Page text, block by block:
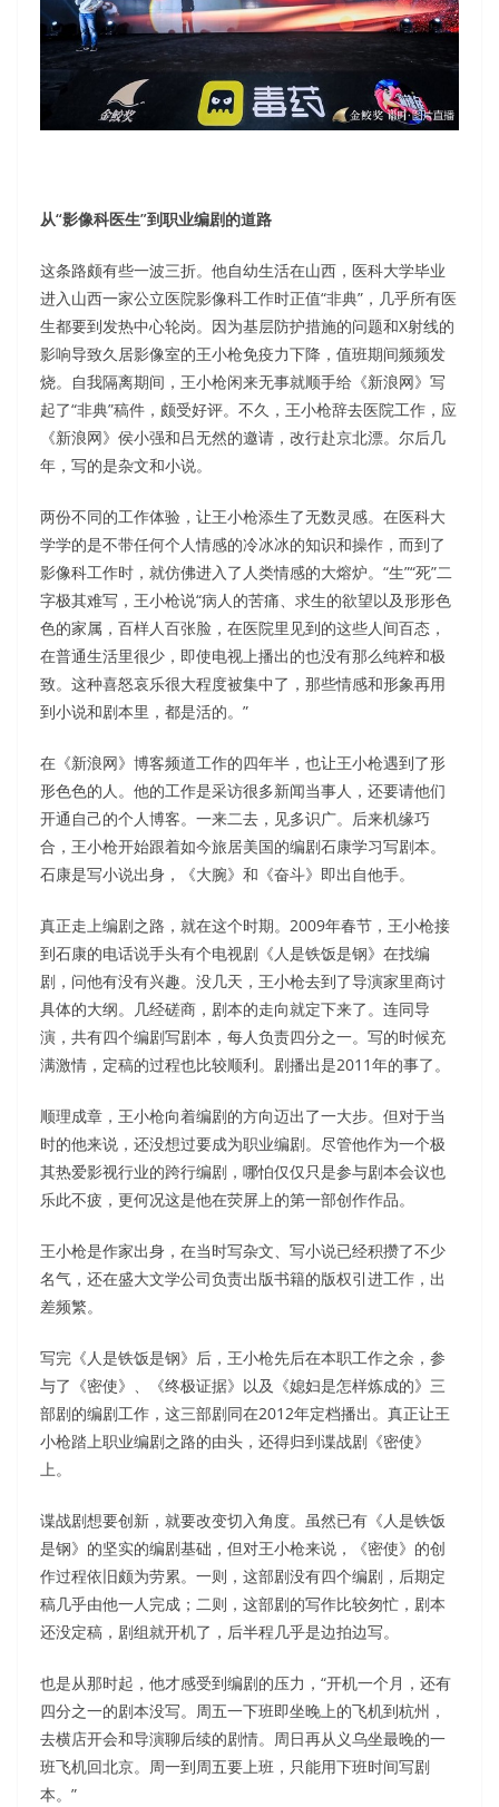
从“影像科医生”到职业编剧的道路
这条路颇有些一波三折。他自幼生活在山西，医科大学毕业
进入山西一家公立医院影像科工作时正值“非典”，几乎所有医
生都要到发热中心轮岗。因为基层防护措施的问题和X射线的
影响导致久居影像室的王小枪免疫力下降，值班期间频频发
烧。自我隔离期间，王小枪闲来无事就顺手给《新浪网》写
起了“非典”稿件，颇受好评。不久，王小枪辞去医院工作，应
《新浪网》侯小强和吕无然的邀请，改行赴京北漂。尔后几
年，写的是杂文和小说。
两份不同的工作体验，让王小枪添生了无数灵感。在医科大
学学的是不带任何个人情感的冷冰冰的知识和操作，而到了
影像科工作时，就仿佛进入了人类情感的大熔炉。“生”“死”二
字极其难写，王小枪说“病人的苦痛、求生的欲望以及形形色
色的家属，百样人百张脸，在医院里见到的这些人间百态，
在普通生活里很少，即使电视上播出的也没有那么纯粹和极
致。这种喜怒哀乐很大程度被集中了，那些情感和形象再用
到小说和剧本里，都是活的。”
在《新浪网》博客频道工作的四年半，也让王小枪遇到了形
形色色的人。他的工作是采访很多新闻当事人，还要请他们
开通自己的个人博客。一来二去，见多识广。后来机缘巧
合，王小枪开始跟着如今旅居美国的编剧石康学习写剧本。
石康是写小说出身，《大腕》和《奋斗》即出自他手。
真正走上编剧之路，就在这个时期。2009年春节，王小枪接
到石康的电话说手头有个电视剧《人是铁饭是钢》在找编
剧，问他有没有兴趣。没几天，王小枪去到了导演家里商讨
具体的大纲。几经磋商，剧本的走向就定下来了。连同导
演，共有四个编剧写剧本，每人负责四分之一。写的时候充
满激情，定稿的过程也比较顺利。剧播出是2011年的事了。
顺理成章，王小枪向着编剧的方向迈出了一大步。但对于当
时的他来说，还没想过要成为职业编剧。尽管他作为一个极
其热爱影视行业的跨行编剧，哪怕仅仅只是参与剧本会议也
乐此不疲，更何况这是他在荧屏上的第一部创作作品。
王小枪是作家出身，在当时写杂文、写小说已经积攒了不少
名气，还在盛大文学公司负责出版书籍的版权引进工作，出
差频繁。
写完《人是铁饭是钢》后，王小枪先后在本职工作之余，参
与了《密使》、《终极证据》以及《媳妇是怎样炼成的》三
部剧的编剧工作，这三部剧同在2012年定档播出。真正让王
小枪踏上职业编剧之路的由头，还得归到谍战剧《密使》
上。
谍战剧想要创新，就要改变切入角度。虽然已有《人是铁饭
是钢》的坚实的编剧基础，但对王小枪来说，《密使》的创
作过程依旧颇为劳累。一则，这部剧没有四个编剧，后期定
稿几乎由他一人完成；二则，这部剧的写作比较匆忙，剧本
还没定稿，剧组就开机了，后半程几乎是边拍边写。
也是从那时起，他才感受到编剧的压力，“开机一个月，还有
四分之一的剧本没写。周五一下班即坐晚上的飞机到杭州，
去横店开会和导演聊后续的剧情。周日再从义乌坐最晚的一
班飞机回北京。周一到周五要上班，只能用下班时间写剧
本。”